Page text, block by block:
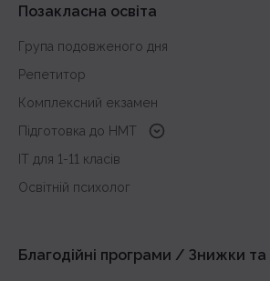
Позакласна освіта
Група подовженого дня
Репетитор
Комплексний екзамен
Підготовка до HMT
з української мови
з історії України
IT для 1-11 класів
Освітній психолог
Благодійні програми / Знижки та